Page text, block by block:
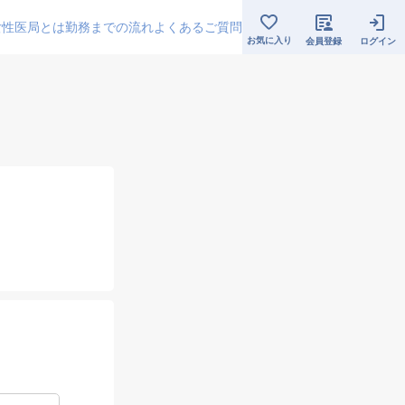
医局とは勤務までの流れよくあるご質問
お気に入り 会員登録 ログイン